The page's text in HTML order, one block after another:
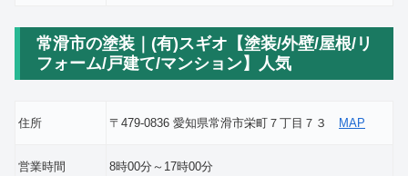
常滑市の塗装｜(有)スギオ【塗装/外壁/屋根/リ
フォーム/戸建て/マンション】人気
住所 〒479-0836 愛知県常滑市栄町７丁目７３ MAP
営業時間 8時00分～17時00分